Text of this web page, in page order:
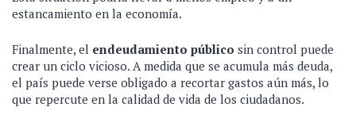
estancamiento en la economía.
Finalmente, el endeudamiento público sin control puede
crear un ciclo vicioso. A medida que se acumula más deuda,
el país puede verse obligado a recortar gastos aún más, lo
que repercute en la calidad de vida de los ciudadanos.